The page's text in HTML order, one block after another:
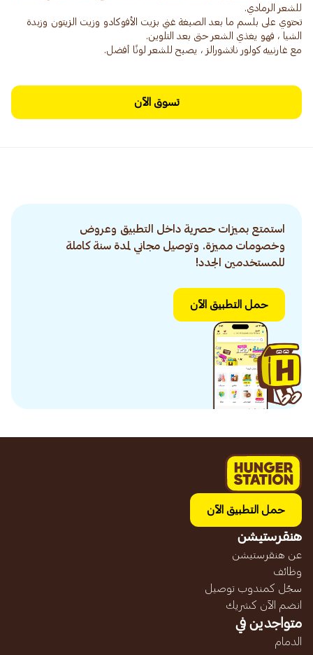
تحتوي على بلسم ما بعد الصبغة غني بزيت الأفوكادو وزيت الزيتون وزبدة
مع غارنييه كولور ناتشورالز ، يصبح للشعر لونًا أفضل.
تسوق الآن
استمتع بميزات حصرية داخل التطبيق وعروض
وخصومات مميزة. وتوصيل مجاني لمدة سنة كاملة
للمستخدمين الجدد!
حمل التطبيق الآن
حمل التطبيق الآن
هنقرستيشن
عن هنقرستيشن
وظائف
سجّل كمندوب توصيل
انضم الآن كشريك
متواجدين في
الدمام